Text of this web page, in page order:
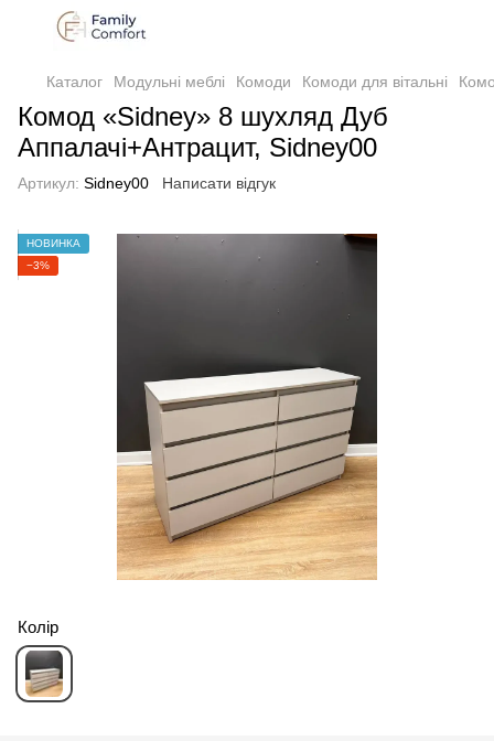
Каталог Модульні меблі Комоди Комоди для вітальні
Комод «Sidney» 8 шухляд Дуб
Аппалачі+Антрацит, Sidney00
Артикул: Sidney00 Написати відгук
НОВИНКА
−3%
Колір